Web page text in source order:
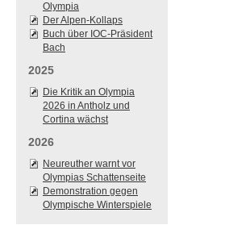
Olympia
Der Alpen-Kollaps
Buch über IOC-Präsident
Bach
2025
Die Kritik an Olympia
2026 in Antholz und
Cortina wächst
2026
Neureuther warnt vor
Olympias Schattenseite
Demonstration gegen
Olympische Winterspiele